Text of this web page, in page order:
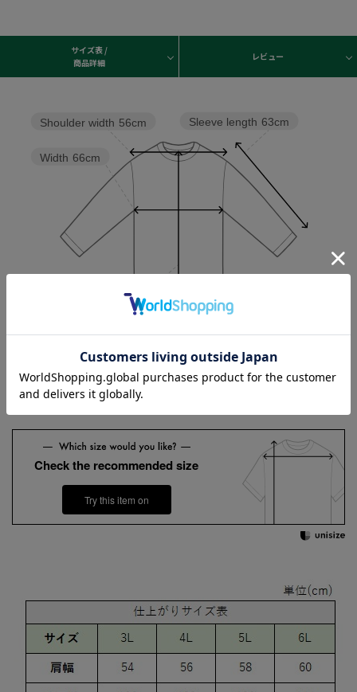
サイズ表 /
商品詳細
レビュー
Sleeve length 63cm
Width 66cm
Shoulder width 56cm
3L
Check the recommended size
Try this item on